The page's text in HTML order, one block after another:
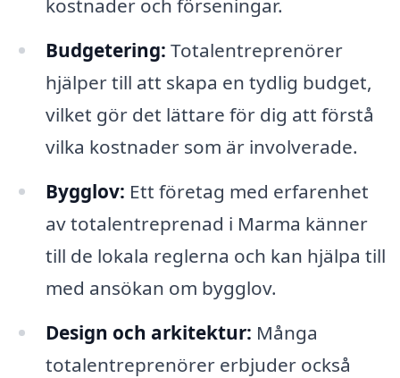
kostnader och förseningar.
Budgetering: Totalentreprenörer
hjälper till att skapa en tydlig budget,
vilket gör det lättare för dig att förstå
vilka kostnader som är involverade.
Bygglov: Ett företag med erfarenhet
av totalentreprenad i Marma känner
till de lokala reglerna och kan hjälpa till
med ansökan om bygglov.
Design och arkitektur: Många
totalentreprenörer erbjuder också